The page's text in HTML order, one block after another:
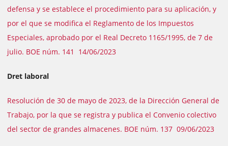
defensa y se establece el procedimiento para su aplicación, y
por el que se modifica el Reglamento de los Impuestos
Especiales, aprobado por el Real Decreto 1165/1995, de 7 de
julio. BOE núm. 141 14/06/2023
Dret laboral
Resolución de 30 de mayo de 2023, de la Dirección General de
Trabajo, por la que se registra y publica el Convenio colectivo
del sector de grandes almacenes. BOE núm. 137 09/06/2023